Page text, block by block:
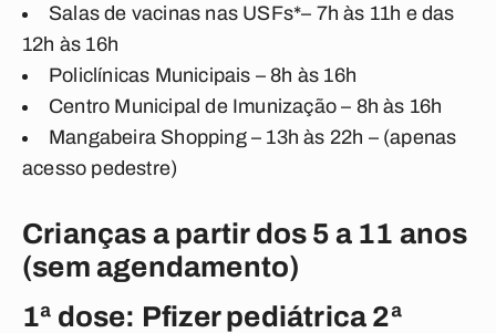
Salas de vacinas nas USFs*– 7h às 11h e das
12h às 16h
Policlínicas Municipais – 8h às 16h
Centro Municipal de Imunização – 8h às 16h
Mangabeira Shopping – 13h às 22h – (apenas
acesso pedestre)
Crianças a partir dos 5 a 11 anos
(sem agendamento)
1ª dose: Pfizer pediátrica 2ª